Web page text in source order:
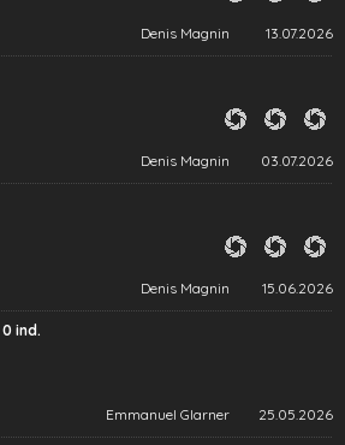
Denis Magnin 13.07.2026
Denis Magnin 03.07.2026
Denis Magnin 15.06.2026
0 ind.
Emmanuel Glarner 25.05.2026